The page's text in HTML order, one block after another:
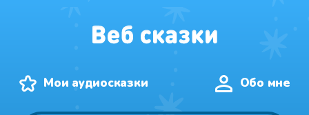
Мои аудиосказки Обо мне